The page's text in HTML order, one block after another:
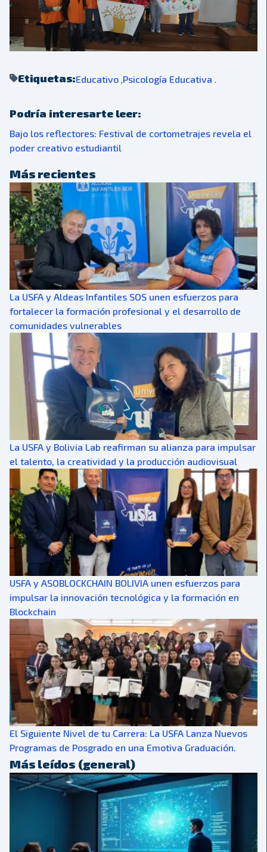
Etiquetas:Educativo,Psicología Educativa.
Podría interesarte leer:
Bajo los reflectores: Festival de cortometrajes revela el
poder creativo estudiantil
Más recientes
La USFA y Aldeas Infantiles SOS unen esfuerzos para
fortalecer la formación profesional y el desarrollo de
comunidades vulnerables
La USFA y Bolivia Lab reafirman su alianza para impulsar
el talento, la creatividad y la producción audiovisual
USFA y ASOBLOCKCHAIN BOLIVIA unen esfuerzos para
impulsar la innovación tecnológica y la formación en
Blockchain
El Siguiente Nivel de tu Carrera: La USFA Lanza Nuevos
Programas de Posgrado en una Emotiva Graduación.
Más leídos (general)